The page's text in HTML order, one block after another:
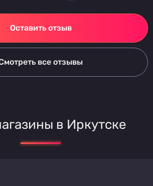
Оставить отзыв
все отзывы
в Иркутске